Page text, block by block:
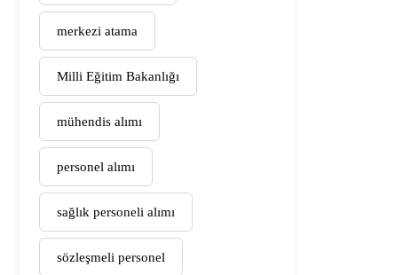
merkezi atama
Milli Eğitim Bakanlığı
mühendis alımı
personel alımı
sağlık personeli alımı
sözleşmeli personel